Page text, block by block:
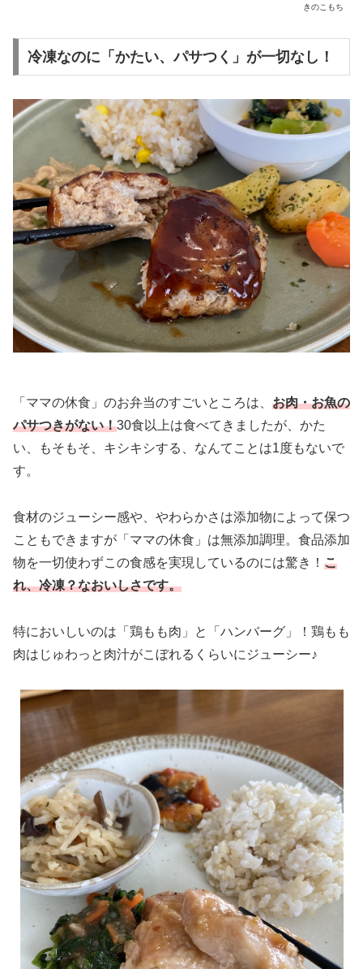
きのこもち
冷凍なのに「かたい、パサつく」が一切なし！
「ママの休食」のお弁当のすごいところは、 お肉・お魚の
パサつきがない！30食以上は食べてきましたが、かた
い、もそもそ、キシキシする、なんてことは1度もないで
す。
食材のジューシー感や、やわらかさは添加物によって保つ
こともできますが「ママの休食」は無添加調理。食品添加
物を一切使わずこの食感を実現しているのには驚き！ こ
れ、冷凍？なおいしさです。
特においしいのは「鶏もも肉」と「ハンバーグ」！鶏もも
肉はじゅわっと肉汁がこぼれるくらいにジューシー♪